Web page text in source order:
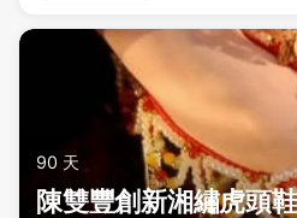
90 天
陳雙豐創新湘繡虎頭